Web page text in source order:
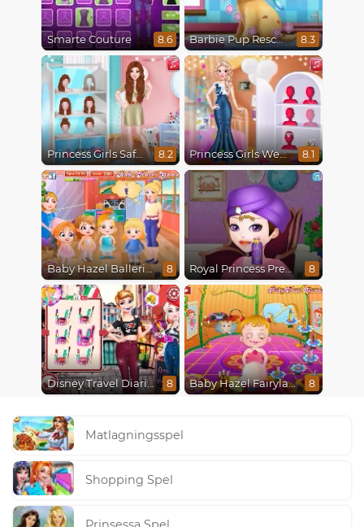
Smarte Couture 8.6 Barbie Pup Rescue 8.3
Princess Girls Safari Trip 8.2 Princess Girls Wedding Trip 8.1
Baby Hazel Ballerina Dance 8 Royal Princess Pregnant 8
Disney Travel Diaries: City Break 8 Baby Hazel Fairyland Ballet 8
Matlagningsspel
Shopping Spel